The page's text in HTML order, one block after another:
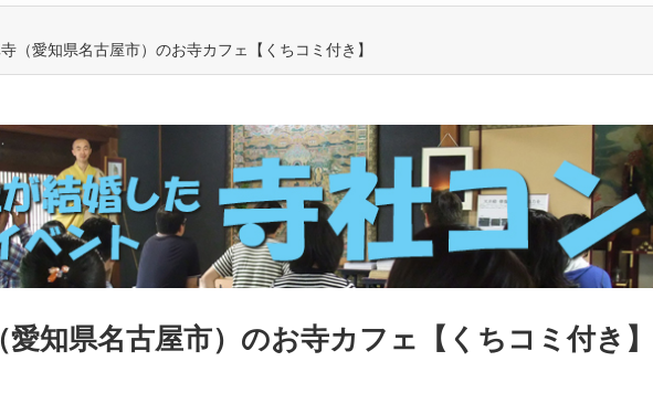
（愛知県名古屋市）のお寺カフェ【くちコミ付き】
知県名古屋市）のお寺カフェ【くちコミ付き】